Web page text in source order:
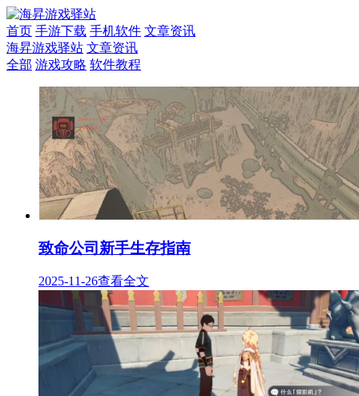
首页 手游下载 手机软件 文章资讯
海昇游戏驿站 文章资讯
全部 游戏攻略 软件教程
致命公司新手生存指南
2025-11-26查看全文